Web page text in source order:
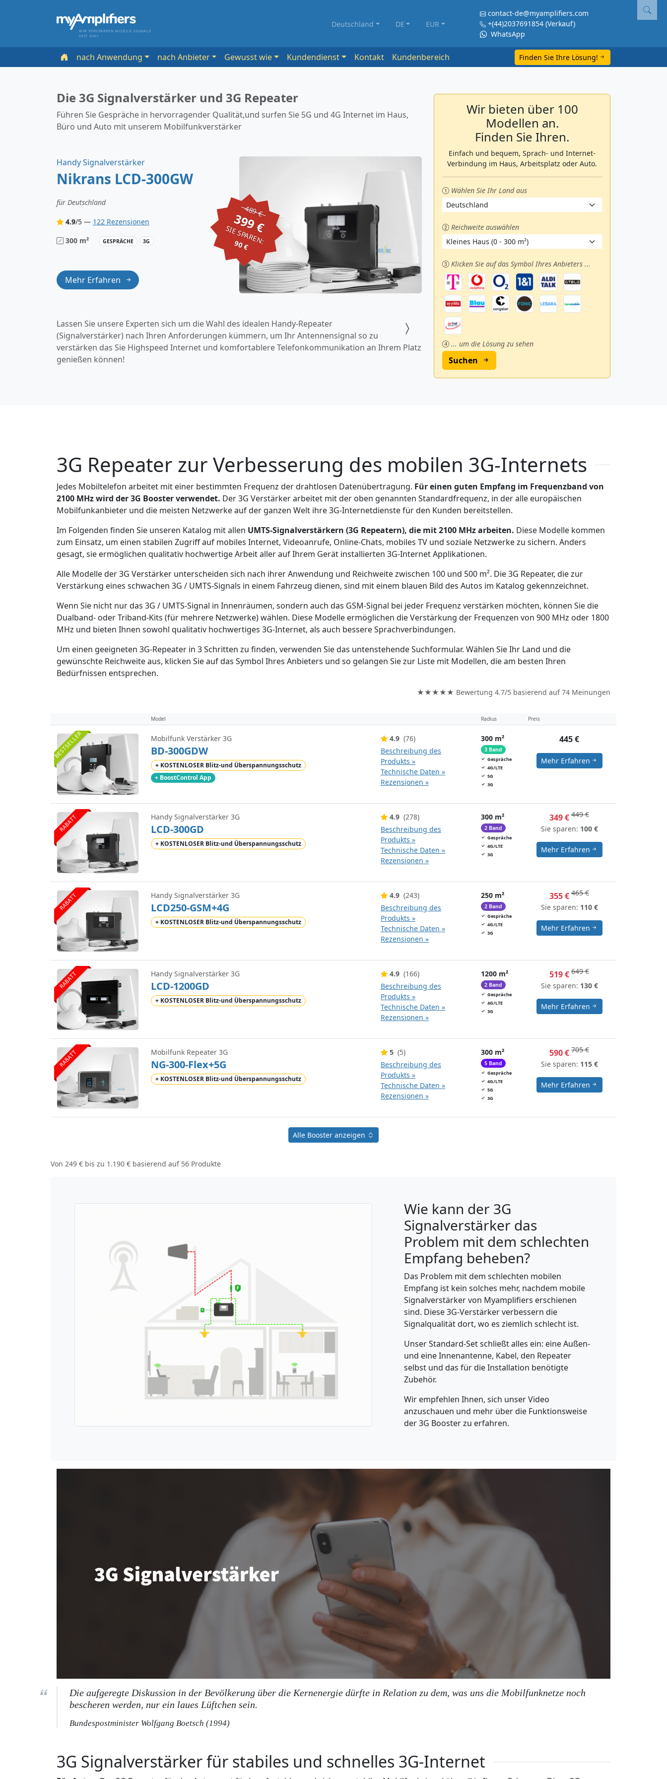
WIR VERSTÄRKEN MOBILE SIGNALE
SEIT 2001
Deutschland DE EUR
contact-de@myamplifiers.com
+(44)2037691854 (Verkauf)
WhatsApp
nach Anwendung nach Anbieter Gewusst wie Kundendienst Kontakt Kundenbereich Finden Sie Ihre Lösung!
Die 3G Signalverstärker und 3G Repeater
Führen Sie Gespräche in hervorragender Qualität,und surfen Sie 5G und 4G Internet im Haus,
Büro und Auto mit unserem Mobilfunkverstärker
Handy Signalverstärker
Nikrans LCD-300GW
für Deutschland
4.9/5 — 122 Rezensionen
300 m²
GESPRÄCHE 3G
Mehr Erfahren
489 €
399 €
SIE SPAREN:
90 €
Lassen Sie unsere Experten sich um die Wahl des idealen Handy-Repeater
(Signalverstärker) nach Ihren Anforderungen kümmern, um Ihr Antennensignal so zu
verstärken das Sie Highspeed Internet und komfortablere Telefonkommunikation an Ihrem Platz
genießen können!
Wir bieten über 100
Modellen an.
Finden Sie Ihren.
Einfach und bequem, Sprach- und Internet-
Verbindung im Haus, Arbeitsplatz oder Auto.
Wählen Sie Ihr Land aus
Reichweite auswählen
Klicken Sie auf das Symbol Ihres Anbieters ...
... um die Lösung zu sehen
Suchen
3G Repeater zur Verbesserung des mobilen 3G-Internets
Jedes Mobiltelefon arbeitet mit einer bestimmten Frequenz der drahtlosen Datenübertragung. Für einen guten Empfang im Frequenzband von
2100 MHz wird der 3G Booster verwendet. Der 3G Verstärker arbeitet mit der oben genannten Standardfrequenz, in der alle europäischen
Mobilfunkanbieter und die meisten Netzwerke auf der ganzen Welt ihre 3G-Internetdienste für den Kunden bereitstellen.
Im Folgenden finden Sie unseren Katalog mit allen UMTS-Signalverstärkern (3G Repeatern), die mit 2100 MHz arbeiten. Diese Modelle kommen
zum Einsatz, um einen stabilen Zugriff auf mobiles Internet, Videoanrufe, Online-Chats, mobiles TV und soziale Netzwerke zu sichern. Anders
gesagt, sie ermöglichen qualitativ hochwertige Arbeit aller auf Ihrem Gerät installierten 3G-Internet Applikationen.
Alle Modelle der 3G Verstärker unterscheiden sich nach ihrer Anwendung und Reichweite zwischen 100 und 500 m². Die 3G Repeater, die zur
Verstärkung eines schwachen 3G / UMTS-Signals in einem Fahrzeug dienen, sind mit einem blauen Bild des Autos im Katalog gekennzeichnet.
Wenn Sie nicht nur das 3G / UMTS-Signal in Innenräumen, sondern auch das GSM-Signal bei jeder Frequenz verstärken möchten, können Sie die
Dualband- oder Triband-Kits (für mehrere Netzwerke) wählen. Diese Modelle ermöglichen die Verstärkung der Frequenzen von 900 MHz oder 1800
MHz und bieten Ihnen sowohl qualitativ hochwertiges 3G-Internet, als auch bessere Sprachverbindungen.
Um einen geeigneten 3G-Repeater in 3 Schritten zu finden, verwenden Sie das untenstehende Suchformular. Wählen Sie Ihr Land und die
gewünschte Reichweite aus, klicken Sie auf das Symbol Ihres Anbieters und so gelangen Sie zur Liste mit Modellen, die am besten Ihren
Bedürfnissen entsprechen.
★★★★★ Bewertung 4.7/5 basierend auf74 Meinungen
Model Radius Preis
BESTSELLER Mobilfunk Verstärker 3G
BD-300GDW
+ KOSTENLOSER Blitz-und Überspannungsschutz
+ BoostControl App
4.9 (76)
Beschreibung des
Produkts »
Technische Daten »
Rezensionen »
300 m²
3 Band
Gespräche
4G/LTE
5G
3G
445 €
Mehr Erfahren
RABATT Handy Signalverstärker 3G
LCD-300GD
+ KOSTENLOSER Blitz-und Überspannungsschutz
4.9 (278)
Beschreibung des
Produkts »
Technische Daten »
Rezensionen »
300 m²
2 Band
Gespräche
4G/LTE
3G
349 € 449 €
Sie sparen: 100 €
Mehr Erfahren
RABATT Handy Signalverstärker 3G
LCD250-GSM+4G
+ KOSTENLOSER Blitz-und Überspannungsschutz
4.9 (243)
Beschreibung des
Produkts »
Technische Daten »
Rezensionen »
250 m²
2 Band
Gespräche
4G/LTE
3G
355 € 465 €
Sie sparen: 110 €
Mehr Erfahren
RABATT Handy Signalverstärker 3G
LCD-1200GD
+ KOSTENLOSER Blitz-und Überspannungsschutz
4.9 (166)
Beschreibung des
Produkts »
Technische Daten »
Rezensionen »
1200 m²
2 Band
Gespräche
4G/LTE
3G
519 € 649 €
Sie sparen: 130 €
Mehr Erfahren
RABATT Mobilfunk Repeater 3G
NG-300-Flex+5G
+ KOSTENLOSER Blitz-und Überspannungsschutz
5 (5)
Beschreibung des
Produkts »
Technische Daten »
Rezensionen »
300 m²
5 Band
Gespräche
4G/LTE
5G
3G
590 € 705 €
Sie sparen: 115 €
Mehr Erfahren
Alle Booster anzeigen
Von 249 € bis zu 1.190 € basierend auf 56 Produkte
Wie kann der 3G
Signalverstärker das
Problem mit dem schlechten
Empfang beheben?
Das Problem mit dem schlechten mobilen
Empfang ist kein solches mehr, nachdem mobile
Signalverstärker von Myamplifiers erschienen
sind. Diese 3G-Verstärker verbessern die
Signalqualität dort, wo es ziemlich schlecht ist.
Unser Standard-Set schließt alles ein: eine Außen-
und eine Innenantenne, Kabel, den Repeater
selbst und das für die Installation benötigte
Zubehör.
Wir empfehlen Ihnen, sich unser Video
anzuschauen und mehr über die Funktionsweise
der 3G Booster zu erfahren.
Die aufgeregte Diskussion in der Bevölkerung über die Kernenergie dürfte in Relation zu dem, was uns die Mobilfunknetze noch
bescheren werden, nur ein laues Lüftchen sein.
Bundespostminister Wolfgang Boetsch (1994)
3G Signalverstärker für stabiles und schnelles 3G-Internet